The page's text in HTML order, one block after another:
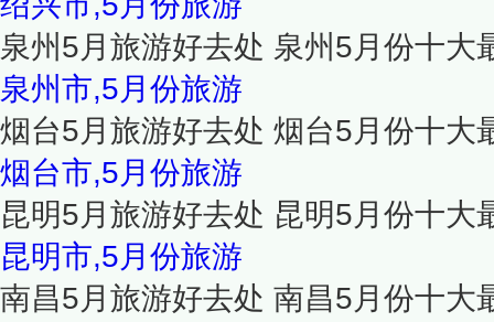
泉州5月旅游好去处 泉州5月份十大
泉州市,5月份旅游
烟台5月旅游好去处 烟台5月份十大
烟台市,5月份旅游
昆明5月旅游好去处 昆明5月份十大
昆明市,5月份旅游
南昌5月旅游好去处 南昌5月份十大